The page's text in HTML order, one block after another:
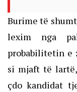
Burime të
lexim nga
probabilitetin e
si mjaft të
çdo kandidat